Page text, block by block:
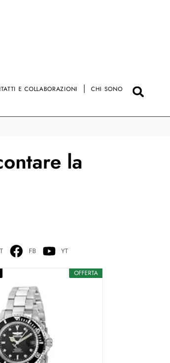
E COLLABORAZIONI CHI SONO
la
FB YT
OFFERTA